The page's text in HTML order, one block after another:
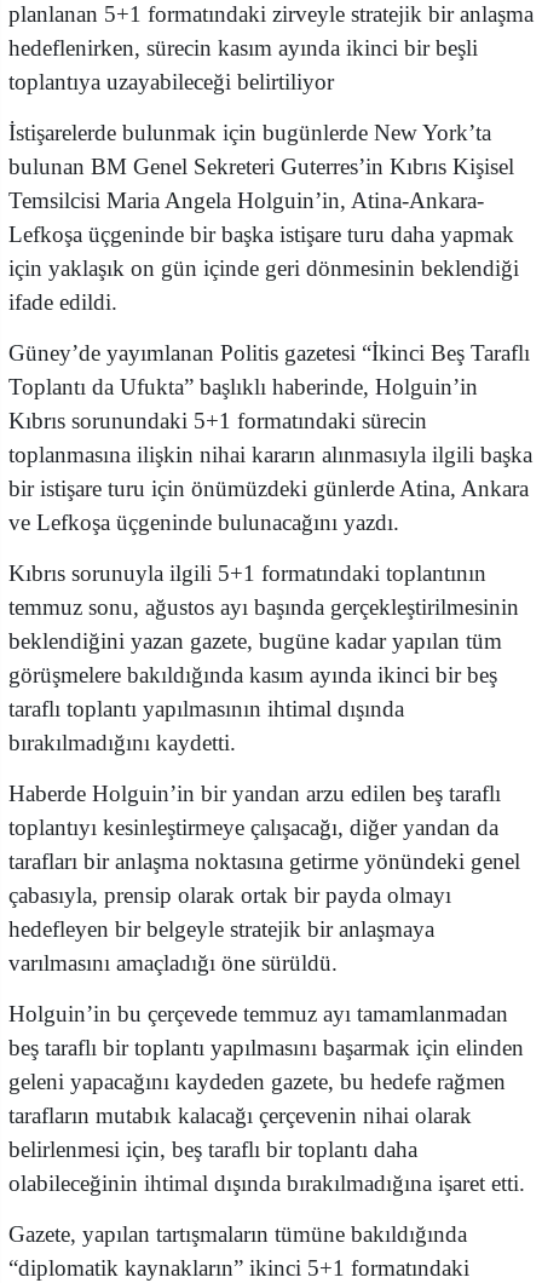
planlanan 5+1 formatındaki zirveyle stratejik bir anlaşma
hedeflenirken, sürecin kasım ayında ikinci bir beşli
toplantıya uzayabileceği belirtiliyor
İstişarelerde bulunmak için bugünlerde New York’ta
bulunan BM Genel Sekreteri Guterres’in Kıbrıs Kişisel
Temsilcisi Maria Angela Holguin’in, Atina-Ankara-
Lefkoşa üçgeninde bir başka istişare turu daha yapmak
için yaklaşık on gün içinde geri dönmesinin beklendiği
ifade edildi.
Güney’de yayımlanan Politis gazetesi “İkinci Beş Taraflı
Toplantı da Ufukta” başlıklı haberinde, Holguin’in
Kıbrıs sorunundaki 5+1 formatındaki sürecin
toplanmasına ilişkin nihai kararın alınmasıyla ilgili başka
bir istişare turu için önümüzdeki günlerde Atina, Ankara
ve Lefkoşa üçgeninde bulunacağını yazdı.
Kıbrıs sorunuyla ilgili 5+1 formatındaki toplantının
temmuz sonu, ağustos ayı başında gerçekleştirilmesinin
beklendiğini yazan gazete, bugüne kadar yapılan tüm
görüşmelere bakıldığında kasım ayında ikinci bir beş
taraflı toplantı yapılmasının ihtimal dışında
bırakılmadığını kaydetti.
Haberde Holguin’in bir yandan arzu edilen beş taraflı
toplantıyı kesinleştirmeye çalışacağı, diğer yandan da
tarafları bir anlaşma noktasına getirme yönündeki genel
çabasıyla, prensip olarak ortak bir payda olmayı
hedefleyen bir belgeyle stratejik bir anlaşmaya
varılmasını amaçladığı öne sürüldü.
Holguin’in bu çerçevede temmuz ayı tamamlanmadan
beş taraflı bir toplantı yapılmasını başarmak için elinden
geleni yapacağını kaydeden gazete, bu hedefe rağmen
tarafların mutabık kalacağı çerçevenin nihai olarak
belirlenmesi için, beş taraflı bir toplantı daha
olabileceğinin ihtimal dışında bırakılmadığına işaret etti.
Gazete, yapılan tartışmaların tümüne bakıldığında
“diplomatik kaynakların” ikinci 5+1 formatındaki